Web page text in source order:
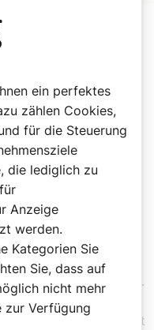
1,16–19
Spekulation, sie
Augenzeugen.
nicht klug
als wir euch die
Jesus Christus
seiner
Gott, dem Vater,
als eine Stimme von
Das ist mein
gefunden habe.
haben wir gehört,
waren. Dadurch ist
ein perfektes
zählen Cookies,
für die Steuerung
die lediglich zu
Anzeige
werden.
Kategorien Sie
Sie, dass auf
nicht mehr
zur Verfügung